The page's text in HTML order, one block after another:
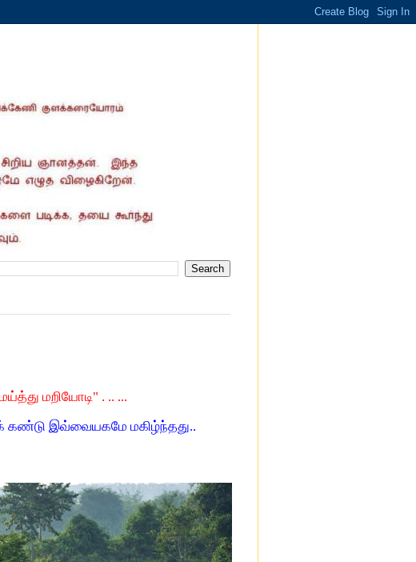
மறியோடி" . .. ...
இவ்வையகமே மகிழ்ந்தது..